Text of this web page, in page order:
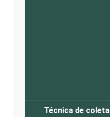
Técnica de coleta